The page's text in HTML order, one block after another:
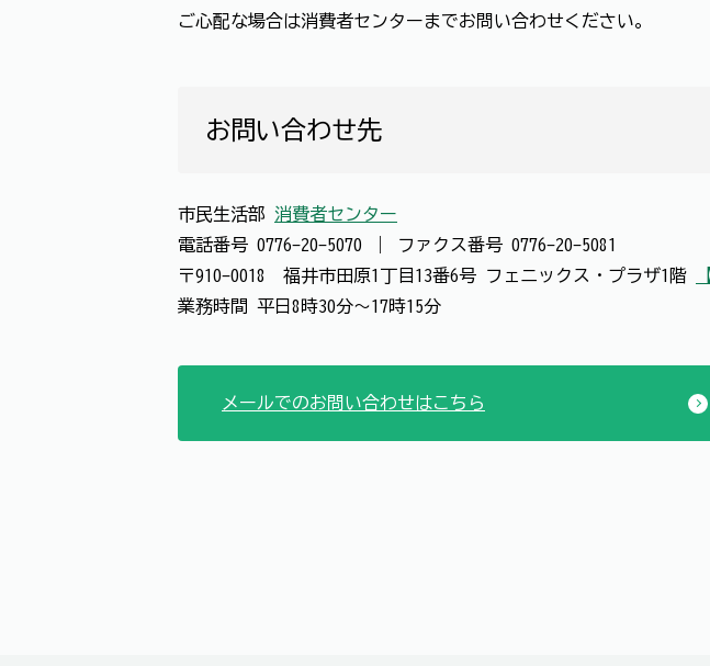
ご心配な場合は消費者センターまでお問い合わせください。
お問い合わせ先
市民生活部 消費者センター
電話番号 0776-20-5070 ファクス番号 0776-20-5081
〒910-0018 福井市田原1丁目13番6号 フェニックス・プラザ1階
業務時間 平日8時30分～17時15分
メールでのお問い合わせはこちら